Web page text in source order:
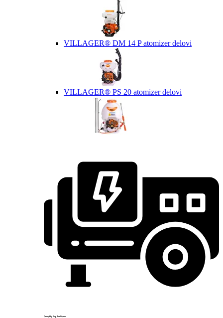
VILLAGER® DM 14 P atomizer delovi
VILLAGER® PS 20 atomizer delovi
Created by Yogi Aprelliyanto